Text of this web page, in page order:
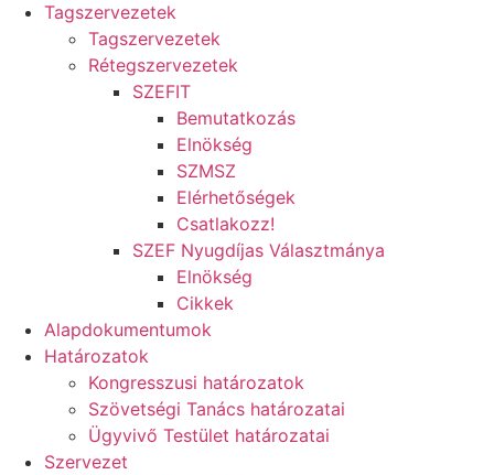
Tagszervezetek
Tagszervezetek
Rétegszervezetek
SZEFIT
Bemutatkozás
Elnökség
SZMSZ
Elérhetőségek
Csatlakozz!
SZEF Nyugdíjas Választmánya
Elnökség
Cikkek
Alapdokumentumok
Határozatok
Kongresszusi határozatok
Szövetségi Tanács határozatai
Ügyvivő Testület határozatai
Szervezet